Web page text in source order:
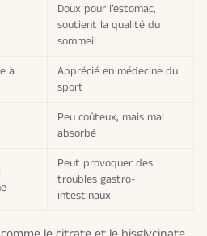
Doux pour l’estomac,
soutient la qualité du
sommeil
à
Apprécié en médecine du
sport
Peu coûteux, mais mal
absorbé
Peut provoquer des
troubles gastro-
intestinaux